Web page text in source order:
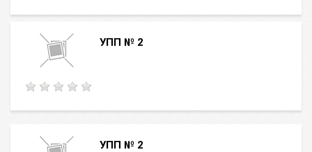
УПП № 2
УПП № 2